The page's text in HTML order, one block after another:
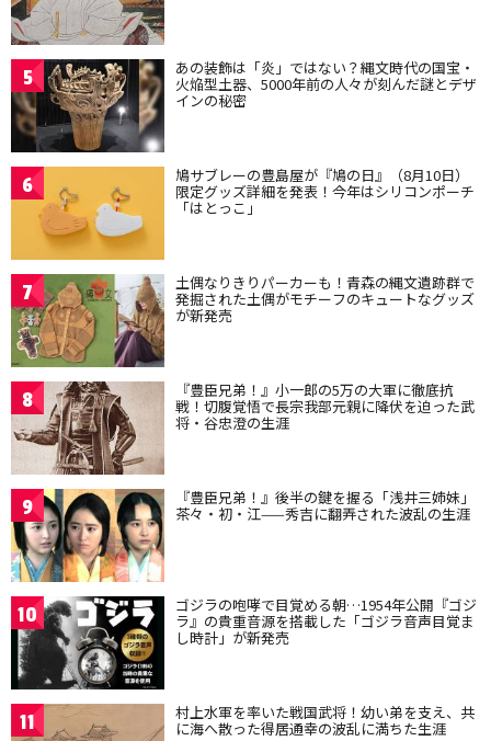
5 あの装飾は「炎」ではない？縄文時代の国宝・
火焔型土器、5000年前の人々が刻んだ謎とデザ
インの秘密
6 鳩サブレーの豊島屋が『鳩の日』（8月10日）
限定グッズ詳細を発表！今年はシリコンポーチ
「はとっこ」
7 土偶なりきりパーカーも！青森の縄文遺跡群で
発掘された土偶がモチーフのキュートなグッズ
が新発売
8 『豊臣兄弟！』小一郎の5万の大軍に徹底抗
戦！切腹覚悟で長宗我部元親に降伏を迫った武
将・谷忠澄の生涯
9 『豊臣兄弟！』後半の鍵を握る「浅井三姉妹」
茶々・初・江——秀吉に翻弄された波乱の生涯
10 ゴジラの咆哮で目覚める朝…1954年公開『ゴジ
ラ』の貴重音源を搭載した「ゴジラ音声目覚ま
し時計」が新発売
11 村上水軍を率いた戦国武将！幼い弟を支え、共
に海へ散った得居通幸の波乱に満ちた生涯